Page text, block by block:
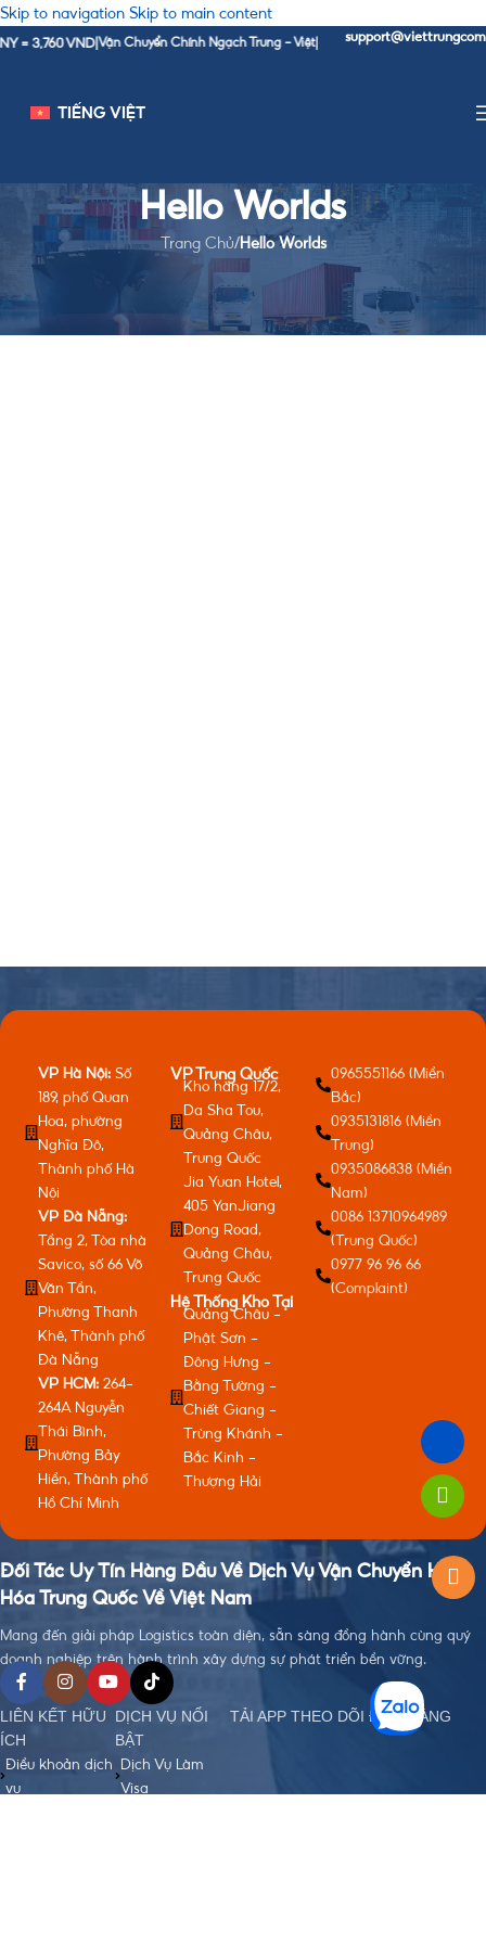
Skip to navigation Skip to main content
= 3,760 VND |Vận Chuyển Chính Ngạch Trung - Việt|
TIẾNG VIỆT
Hello Worlds
Trang Chủ/Hello Worlds
VP Hà Nội: Số
189, phố Quan
Hoa, phường
Nghĩa Đô,
Thành phố Hà
Nội
VP Đà Nẵng:
Tầng 2, Tòa nhà
Savico, số 66 Võ
Văn Tần,
Phường Thanh
Khê, Thành phố
Đà Nẵng
VP HCM: 264-
264A Nguyễn
Thái Bình,
Phường Bảy
Hiền, Thành phố
Hồ Chí Minh
VP Trung Quốc
Kho hàng 17/2,
Da Sha Tou,
Quảng Châu,
Trung Quốc
Jia Yuan Hotel,
405 YanJiang
Dong Road,
Quảng Châu,
Trung Quốc
Hệ Thống Kho Tại
Quảng Châu -
Phật Sơn -
Đông Hưng -
Bằng Tường -
Chiết Giang -
Trùng Khánh -
Bắc Kinh -
Thượng Hải
0965551166 (Miền
Bắc)
0935131816 (Miền
Trung)
0935086838 (Miền
Nam)
0086 13710964989
(Trung Quốc)
0977 96 96 66
(Complaint)
Đối Tác Uy Tín Hàng Đầu Về Dịch Vụ Vận Chuyển Hàng
Hóa Trung Quốc Về Việt Nam
Mang đến giải pháp Logistics toàn diện, sẵn sàng đồng hành cùng quý
doanh nghiệp trên hành trình xây dựng sự phát triển bền vững.
LIÊN KẾT HỮU
ÍCH
Điều khoản dịch
vụ
DỊCH VỤ NỔI
BẬT
Dịch Vụ Làm
Visa
TẢI APP THEO DÕI ĐƠN HÀNG